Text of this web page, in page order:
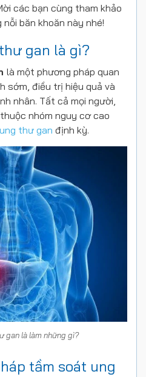
các bạn cùng tham khảo
băn khoăn này nhé!
gan là gì?
là một phương pháp quan
sớm, điều trị hiệu quả và
nhân. Tất cả mọi người,
nhóm nguy cơ cao
ung thư gan định kỳ.
gan là làm những gì?
tầm soát ung